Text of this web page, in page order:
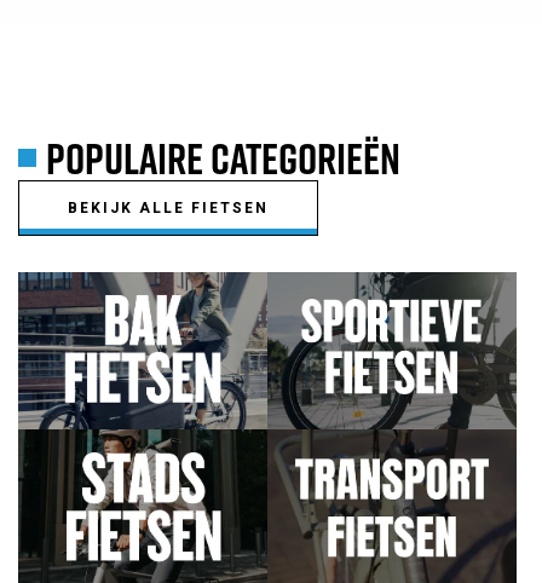
POPULAIRE CATEGORIEËN
BEKIJK ALLE FIETSEN